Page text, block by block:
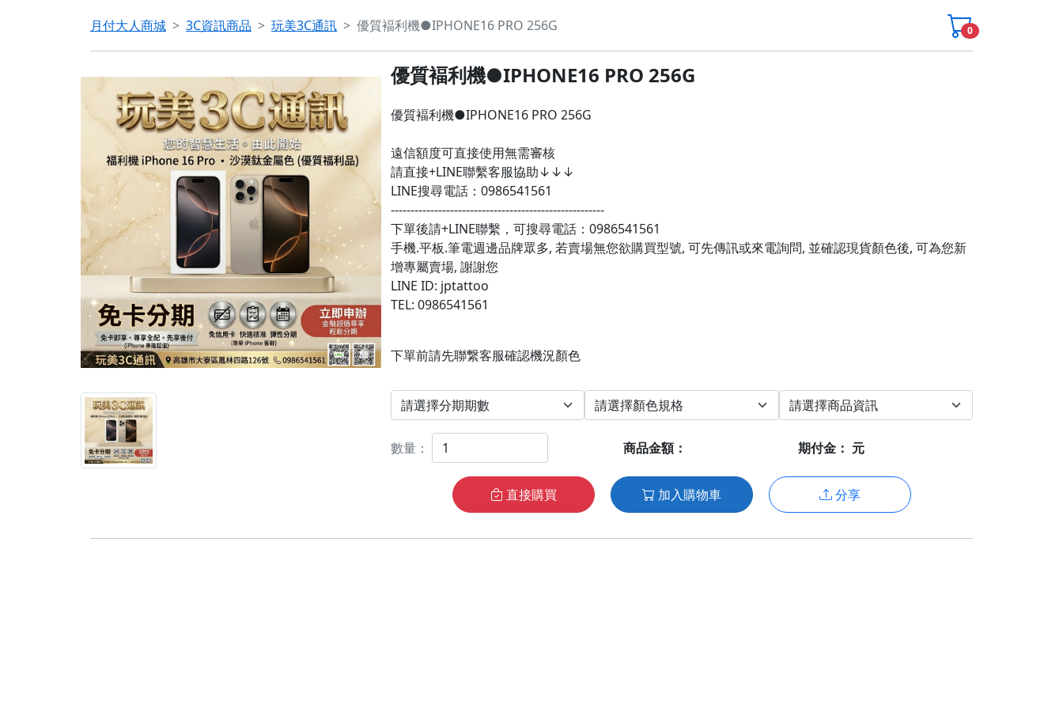
月付大人商城 3C資訊商品 玩美3C通訊 優質褔利機●IPHONE16 PRO 256G 0
優質褔利機●IPHONE16 PRO 256G
優質褔利機●IPHONE16 PRO 256G
遠信額度可直接使用無需審核
請直接+LINE聯繫客服協助↓↓↓
LINE搜尋電話：0986541561
------------------------------------------------------
下單後請+LINE聯繫，可搜尋電話：0986541561
手機.平板.筆電週邊品牌眾多, 若賣場無您欲購買型號, 可先傳訊或來電詢問, 並確認現貨顏色後, 可為您新
增專屬賣場, 謝謝您
LINE ID: jptattoo
TEL: 0986541561
下單前請先聯繋客服確認機況顏色
數量： 商品金額： 期付金： 元
直接購買 加入購物車 分享